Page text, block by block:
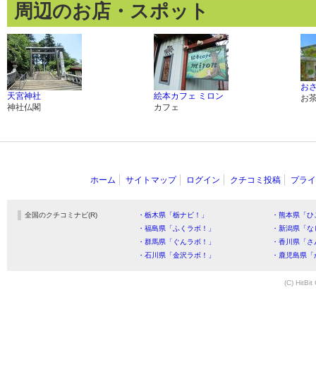
周辺のお店・スポット
天宮神社
神社仏閣
絵本カフェ ミロン
カフェ
お
お
ホーム サイトマップ ログイン クチコミ投稿 プラ
全国のクチコミナビ(R) ・栃木県「栃ナビ！」
・熊本県「
・福島県「ふくラボ！」
・新潟県「
・群馬県「ぐんラボ！」
・香川県「
・石川県「金沢ラボ！」
・鹿児島県
(C) HitBit